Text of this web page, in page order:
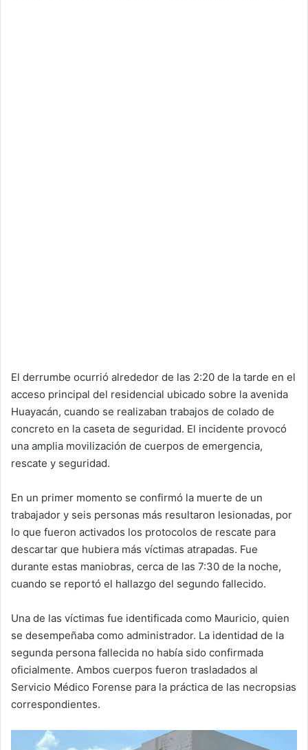
El derrumbe ocurrió alrededor de las 2:20 de la tarde en el
acceso principal del residencial ubicado sobre la avenida
Huayacán, cuando se realizaban trabajos de colado de
concreto en la caseta de seguridad. El incidente provocó
una amplia movilización de cuerpos de emergencia,
rescate y seguridad.
En un primer momento se confirmó la muerte de un
trabajador y seis personas más resultaron lesionadas, por
lo que fueron activados los protocolos de rescate para
descartar que hubiera más víctimas atrapadas. Fue
durante estas maniobras, cerca de las 7:30 de la noche,
cuando se reportó el hallazgo del segundo fallecido.
Una de las víctimas fue identificada como Mauricio, quien
se desempeñaba como administrador. La identidad de la
segunda persona fallecida no había sido confirmada
oficialmente. Ambos cuerpos fueron trasladados al
Servicio Médico Forense para la práctica de las necropsias
correspondientes.